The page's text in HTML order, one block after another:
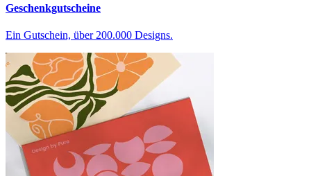
Geschenkgutscheine
Ein Gutschein, über 200.000 Designs.